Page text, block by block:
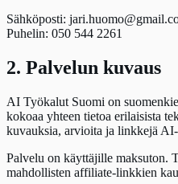
Sähköposti:
Puhelin: 050 544 2261
2. Palvelun kuvaus
AI Työkalut Suomi on
kokoaa yhteen tietoa erilaisista
kuvauksia, arvioita ja linkkejä
Palvelu on käyttäjille maksuton.
mahdollisten affiliate-linkkien